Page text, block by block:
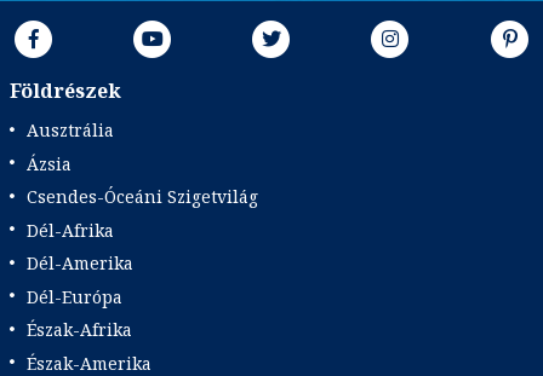
Földrészek
Ausztrália
Ázsia
Csendes-Óceáni Szigetvilág
Dél-Afrika
Dél-Amerika
Dél-Európa
Észak-Afrika
Észak-Amerika